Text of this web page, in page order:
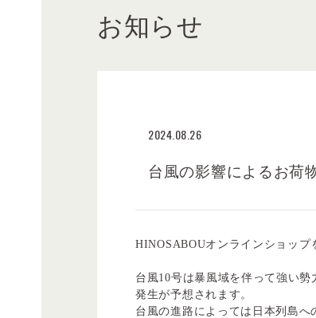
お知らせ
2024.08.26
台風の影響によるお荷
HINOSABOUオンラインショップ
台風10号は暴風域を伴って強い
発生が予想されます。
台風の進路によっては日本列島